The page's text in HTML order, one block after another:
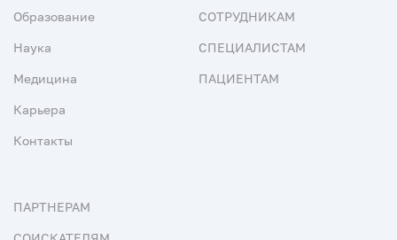
Образование
Наука
Медицина
Карьера
Контакты
СОТРУДНИКАМ
СПЕЦИАЛИСТАМ
ПАЦИЕНТАМ
ПАРТНЕРАМ